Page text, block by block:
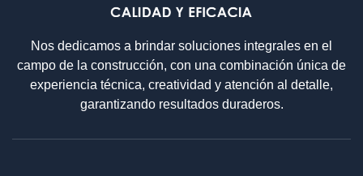
Nos dedicamos a brindar soluciones integrales en el
campo de la construcción, con una combinación única de
experiencia técnica, creatividad y atención al detalle,
garantizando resultados duraderos.